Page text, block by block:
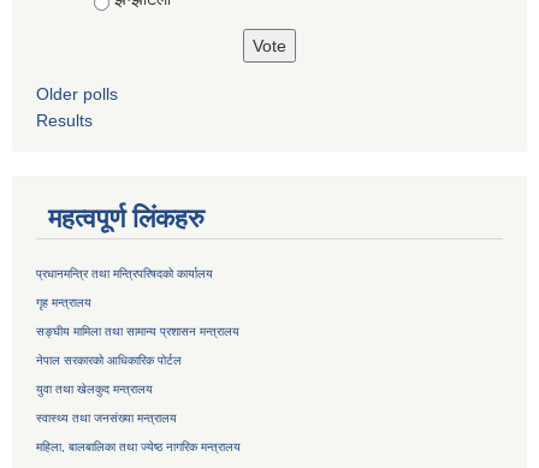
Older polls
Results
महत्वपूर्ण लिंकहरु
प्रधानमन्त्रि तथा मन्त्रिपरिषदको कार्यालय
गृह मन्त्रालय
सङ्घीय मामिला तथा सामान्य प्रशासन मन्त्रालय
नेपाल सरकारको आधिकारिक पोर्टल
युवा तथा खेलकुद मन्त्रालय
स्वास्थ्य तथा जनसंख्या मन्त्रालय
महिला, बालबालिका तथा ज्येष्ठ नागरिक मन्त्रालय